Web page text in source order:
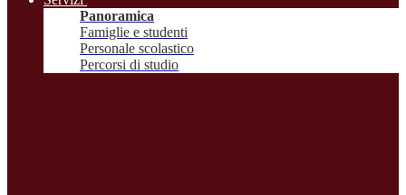
Panoramica
Famiglie e studenti
Personale scolastico
Percorsi di studio